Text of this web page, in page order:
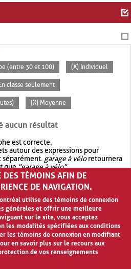
(entre 30 et 100) (X) Individuel
classe seulement
(X) Moyenne
aucun résultat
est correcte.
autour des expressions pour
séparément. garage à véloretournera
que"garage à vélo".
recherche avec OR.garage OR vélo
de résultat quegarage à vélo
DES TÉMOINS AFIN DE
DE NAVIGATION.
utilise des témoins de connexion
générales et offrir une meilleure
sur le site, vous acceptez
les modalités spécifiées aux conditions
les témoins de connexion en modifiant
en savoir plus sur le recours aux
de vos renseignements